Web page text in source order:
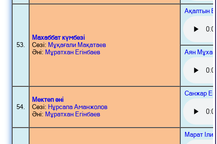
53.
Махаббат күмбезі
Сөзі: Мұқағали Мақатаев
Әні: Мұратхан Егінбаев
Ақалтын
Аян
54.
Мектеп әні
Сөзі: Нұрсапа Аманжолов
Әні: Мұратхан Егінбаев
Санжар
Марат